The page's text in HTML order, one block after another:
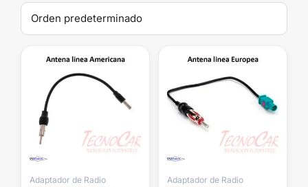
Adaptador de Radio Adaptador de Radio